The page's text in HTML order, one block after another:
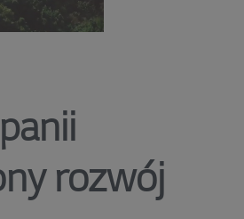
rozwój